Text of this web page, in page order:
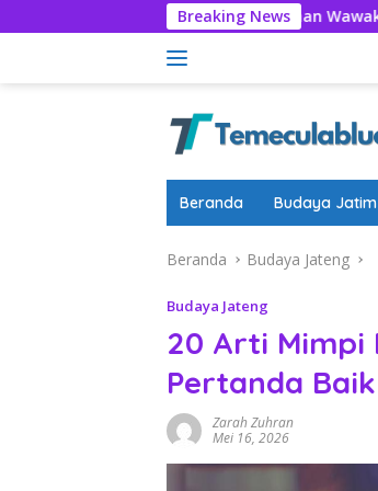
ke
Breaking News
Prosesi Pangistrenan Wawakil Kerajaan
Beranda Budaya Jatim
Beranda Budaya Jateng
Budaya Jateng
20 Arti Mimpi
Pertanda
Zarah Zuhran
Mei 16, 2026